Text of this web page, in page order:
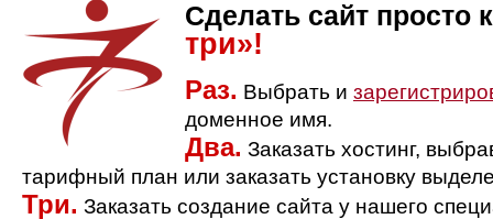
Сделать сайт просто
три»!
Раз. Выбрать и
доменное имя.
Два. Заказать хостинг,
тарифный план или заказать установку
Три. Заказать создание сайта у нашего